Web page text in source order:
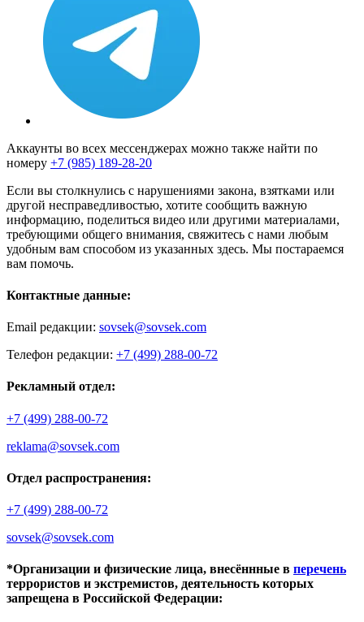
Аккаунты во всех мессенджерах можно также найти по
номеру +7 (985) 189-28-20
Если вы столкнулись с нарушениями закона, взятками или
другой несправедливостью, хотите сообщить важную
информацию, поделиться видео или другими материалами,
требующими общего внимания, свяжитесь с нами любым
удобным вам способом из указанных здесь. Мы постараемся
вам помочь.
Контактные данные:
Email редакции: sovsek@sovsek.com
Телефон редакции: +7 (499) 288-00-72
Рекламный отдел:
+7 (499) 288-00-72
reklama@sovsek.com
Отдел распространения:
+7 (499) 288-00-72
sovsek@sovsek.com
*Организации и физические лица, внесённные в перечень
террористов и экстремистов, деятельность которых
запрещена в Российской Федерации: